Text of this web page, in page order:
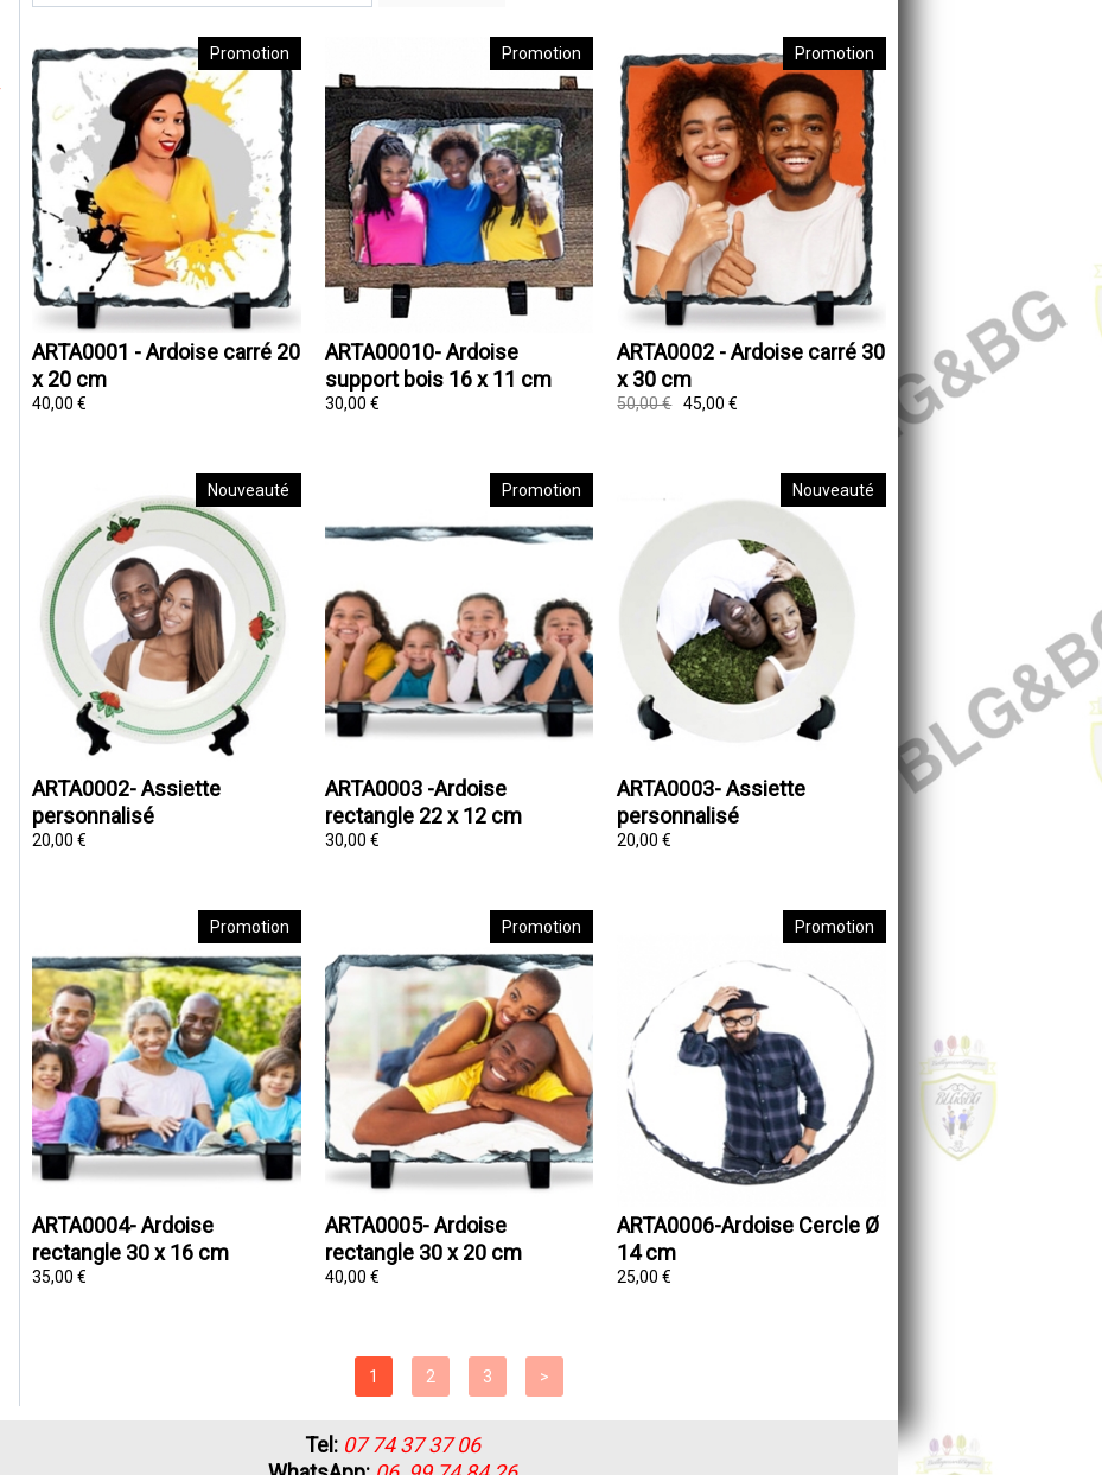
Promotion
ARTA0001 - Ardoise carré 20
x 20 cm
40,00 €
Promotion
ARTA00010- Ardoise
support bois 16 x 11 cm
30,00 €
Promotion
ARTA0002 - Ardoise carré 30
x 30 cm
50,00 € 45,00 €
Nouveauté
ARTA0002- Assiette
personnalisé
20,00 €
Promotion
ARTA0003 -Ardoise
rectangle 22 x 12 cm
30,00 €
Nouveauté
ARTA0003- Assiette
personnalisé
20,00 €
Promotion
ARTA0004- Ardoise
rectangle 30 x 16 cm
35,00 €
Promotion
ARTA0005- Ardoise
rectangle 30 x 20 cm
40,00 €
Promotion
ARTA0006-Ardoise Cercle Ø
14 cm
25,00 €
Tel: 07 74 37 37 06